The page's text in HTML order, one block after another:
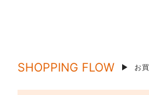
SHOPPING FLOW お